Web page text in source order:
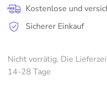
Kostenlose und
Sicherer Einkauf
Nicht vorrätig. Die
14-28 Tage